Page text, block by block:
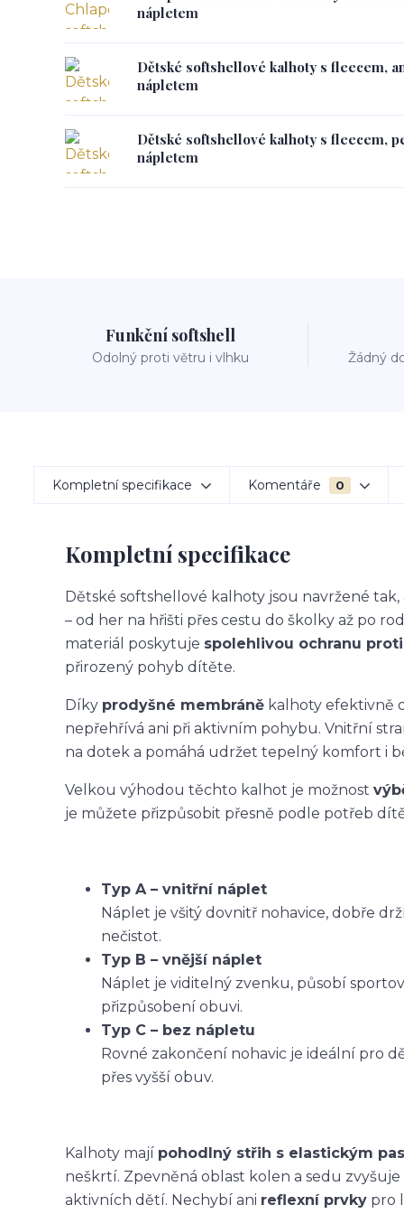
nápletem
Dětské softshellové kalhoty s fleecem,
nápletem
Dětské softshellové kalhoty s fleecem,
nápletem
Funkční softshell
Odolný proti větru i vlhku Žádný
Kompletní specifikace Komentáře 0
Kompletní specifikace
Dětské softshellové kalhoty jsou navržené
– od her na hřišti přes cestu do školky až po
materiál poskytuje spolehlivou ochranu
přirozený pohyb dítěte.
Díky prodyšné membráně kalhoty efektivně
nepřehřívá ani při aktivním pohybu. Vnitřní
na dotek a pomáhá udržet tepelný komfort i
Velkou výhodou těchto kalhot je možnost
je můžete přizpůsobit přesně podle potřeb
Typ A – vnitřní náplet
Náplet je všitý dovnitř nohavice, dobře
nečistot.
Typ B – vnější náplet
Náplet je viditelný zvenku, působí
přizpůsobení obuvi.
Typ C – bez nápletu
Rovné zakončení nohavic je ideální pro
přes vyšší obuv.
Kalhoty mají pohodlný střih s elastickým
neškrtí. Zpevněná oblast kolen a sedu
aktivních dětí. Nechybí ani reflexní prvky pro